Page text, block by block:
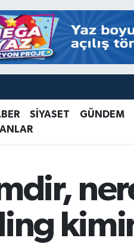
SİYASET GÜNDEM